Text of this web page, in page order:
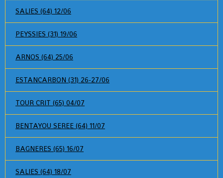
SALIES (64) 12/06
PEYSSIES (31) 19/06
ARNOS (64) 25/06
ESTANCARBON (31) 26-27/06
TOUR CRIT (65) 04/07
BENTAYOU SEREE (64) 11/07
BAGNERES (65) 16/07
SALIES (64) 18/07